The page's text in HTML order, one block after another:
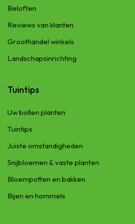
Beloften
Reviews van klanten
Groothandel winkels
Landschapsinrichting
Tuintips
Uw bollen planten
Tuintips
Juiste omstandigheden
Snijbloemen & vaste planten
Bloempotten en bakken
Bijen en hommels